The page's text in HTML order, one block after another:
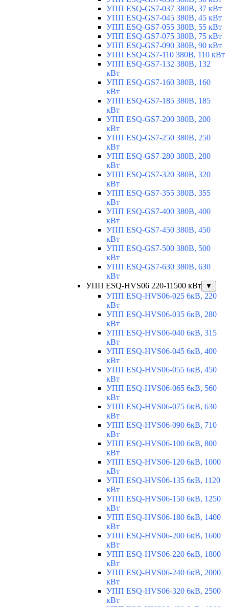
УПП ESQ-GS7-037 380В, 37 кВт
УПП ESQ-GS7-045 380В, 45 кВт
УПП ESQ-GS7-055 380В, 55 кВт
УПП ESQ-GS7-075 380В, 75 кВт
УПП ESQ-GS7-090 380В, 90 кВт
УПП ESQ-GS7-110 380В, 110 кВт
УПП ESQ-GS7-132 380В, 132
кВт
УПП ESQ-GS7-160 380В, 160
кВт
УПП ESQ-GS7-185 380В, 185
кВт
УПП ESQ-GS7-200 380В, 200
кВт
УПП ESQ-GS7-250 380В, 250
кВт
УПП ESQ-GS7-280 380В, 280
кВт
УПП ESQ-GS7-320 380В, 320
кВт
УПП ESQ-GS7-355 380В, 355
кВт
УПП ESQ-GS7-400 380В, 400
кВт
УПП ESQ-GS7-450 380В, 450
кВт
УПП ESQ-GS7-500 380В, 500
кВт
УПП ESQ-GS7-630 380В, 630
кВт
УПП ESQ-HVS06 220-11500 кВт
▼
УПП ESQ-HVS06-025 6кВ, 220
кВт
УПП ESQ-HVS06-035 6кВ, 280
кВт
УПП ESQ-HVS06-040 6кВ, 315
кВт
УПП ESQ-HVS06-045 6кВ, 400
кВт
УПП ESQ-HVS06-055 6кВ, 450
кВт
УПП ESQ-HVS06-065 6кВ, 560
кВт
УПП ESQ-HVS06-075 6кВ, 630
кВт
УПП ESQ-HVS06-090 6кВ, 710
кВт
УПП ESQ-HVS06-100 6кВ, 800
кВт
УПП ESQ-HVS06-120 6кВ, 1000
кВт
УПП ESQ-HVS06-135 6кВ, 1120
кВт
УПП ESQ-HVS06-150 6кВ, 1250
кВт
УПП ESQ-HVS06-180 6кВ, 1400
кВт
УПП ESQ-HVS06-200 6кВ, 1600
кВт
УПП ESQ-HVS06-220 6кВ, 1800
кВт
УПП ESQ-HVS06-240 6кВ, 2000
кВт
УПП ESQ-HVS06-320 6кВ, 2500
кВт